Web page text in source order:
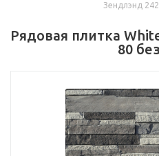
Зендлэнд
Рядовая плитка
80